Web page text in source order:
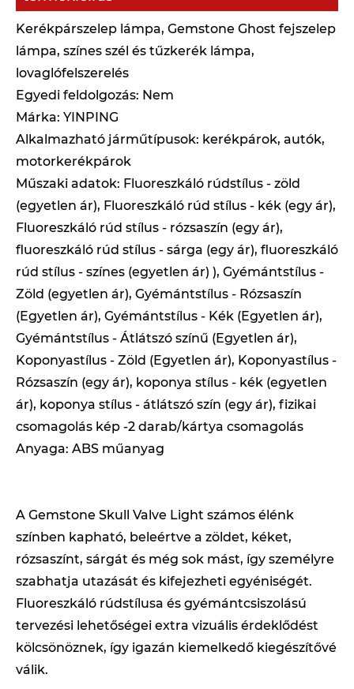
Kerékpárszelep lámpa, Gemstone Ghost fejszelep
lámpa, színes szél és tűzkerék lámpa,
lovaglófelszerelés
Egyedi feldolgozás: Nem
Márka: YINPING
Alkalmazható járműtípusok: kerékpárok, autók,
motorkerékpárok
Műszaki adatok: Fluoreszkáló rúdstílus - zöld
(egyetlen ár), Fluoreszkáló rúd stílus - kék (egy ár),
Fluoreszkáló rúd stílus - rózsaszín (egy ár),
fluoreszkáló rúd stílus - sárga (egy ár), fluoreszkáló
rúd stílus - színes (egyetlen ár) ), Gyémántstílus -
Zöld (egyetlen ár), Gyémántstílus - Rózsaszín
(Egyetlen ár), Gyémántstílus - Kék (Egyetlen ár),
Gyémántstílus - Átlátszó színű (Egyetlen ár),
Koponyastílus - Zöld (Egyetlen ár), Koponyastílus -
Rózsaszín (egy ár), koponya stílus - kék (egyetlen
ár), koponya stílus - átlátszó szín (egy ár), fizikai
csomagolás kép -2 darab/kártya csomagolás
Anyaga: ABS műanyag
A Gemstone Skull Valve Light számos élénk
színben kapható, beleértve a zöldet, kéket,
rózsaszínt, sárgát és még sok mást, így személyre
szabhatja utazását és kifejezheti egyéniségét.
Fluoreszkáló rúdstílusa és gyémántcsiszolású
tervezési lehetőségei extra vizuális érdeklődést
kölcsönöznek, így igazán kiemelkedő kiegészítővé
válik.